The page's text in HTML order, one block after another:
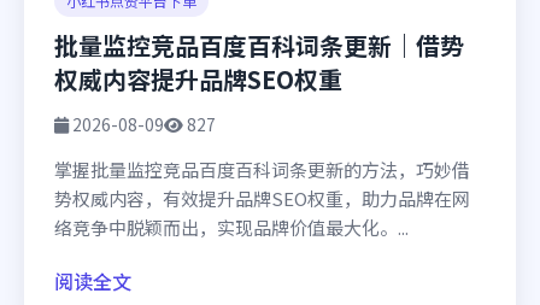
批量监控竞品百度百科词条更新｜借势
权威内容提升品牌SEO权重
2026-08-09 827
掌握批量监控竞品百度百科词条更新的方法，巧妙借
势权威内容，有效提升品牌SEO权重，助力品牌在网
络竞争中脱颖而出，实现品牌价值最大化。...
阅读全文